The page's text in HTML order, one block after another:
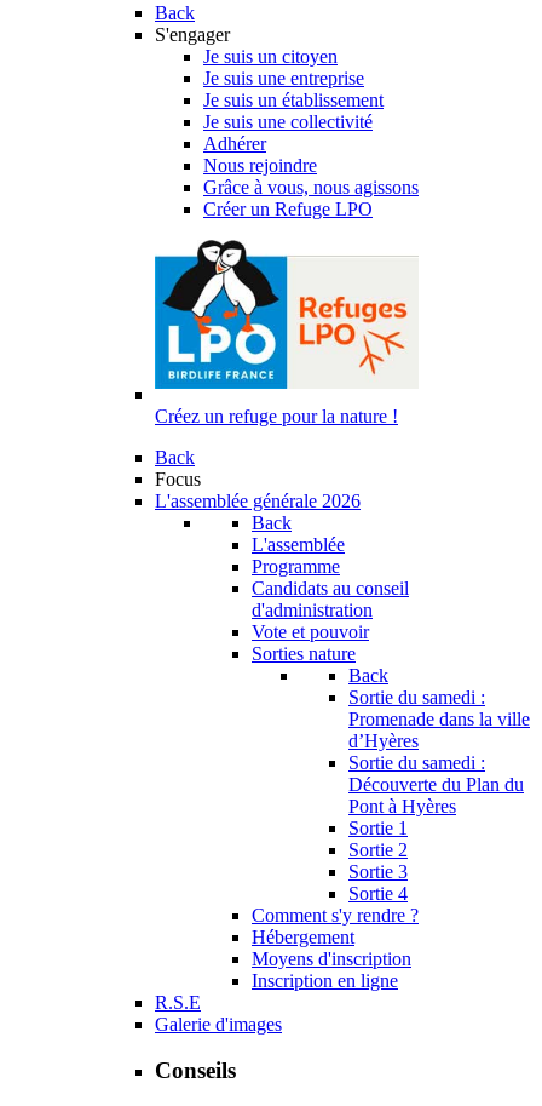
Back
S'engager
Je suis un citoyen
Je suis une entreprise
Je suis un établissement
Je suis une collectivité
Adhérer
Nous rejoindre
Grâce à vous, nous agissons
Créer un Refuge LPO
Créez un refuge pour la nature !
Back
Focus
L'assemblée générale 2026
Back
L'assemblée
Programme
Candidats au conseil
d'administration
Vote et pouvoir
Sorties nature
Back
Sortie du samedi :
Promenade dans la ville
d’Hyères
Sortie du samedi :
Découverte du Plan du
Pont à Hyères
Sortie 1
Sortie 2
Sortie 3
Sortie 4
Comment s'y rendre ?
Hébergement
Moyens d'inscription
Inscription en ligne
R.S.E
Galerie d'images
Conseils